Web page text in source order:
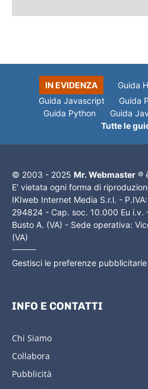
IN EVIDENZA Guida
Guida Javascript
Guida
Guida Python
Guida
Tutte le
© 2003 - 2025 Mr. Webmaster ®
E' vietata ogni forma di
IKIweb Internet Media S.r.l. -
294824 - Cap. soc. 10.000 Eu i.v.
Busto A. (VA) - Sede operativa:
(VA)
Gestisci le preferenze pubblicitarie
INFO E CONTATTI
Chi Siamo
Collabora
Pubblicità